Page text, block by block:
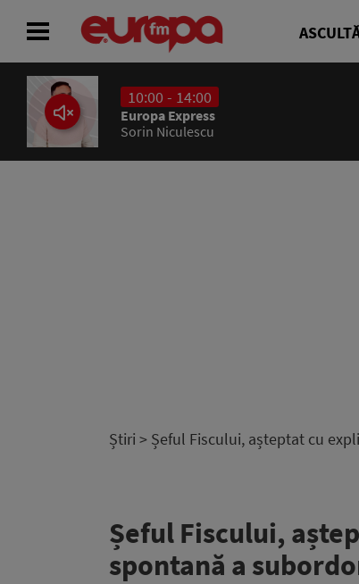
10:00 - 14:00
Europa Express
Sorin Niculescu
Știri > Șeful Fiscului, așteptat cu
Șeful Fiscului,
spontană a
ACASĂ
ȘTIRI